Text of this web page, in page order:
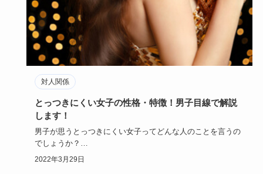
対人関係
とっつきにくい女子の性格・特徴！男子目線で解説
します！
男子が思うとっつきにくい女子ってどんな人のことを言うの
でしょうか？
女子ウケが良くても、男子ウケが悪い人っているので、も…
2022年3月29日